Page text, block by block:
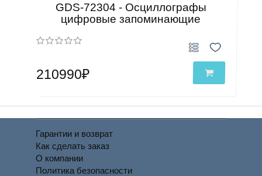
GDS-72304 - Осциллографы
цифровые запоминающие
210990₽
Гарантии и возврат
Как сделать заказ
О компании
Политика безопасности